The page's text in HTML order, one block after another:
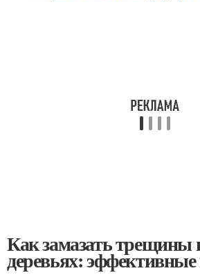
Как замазать трещины
деревьях: